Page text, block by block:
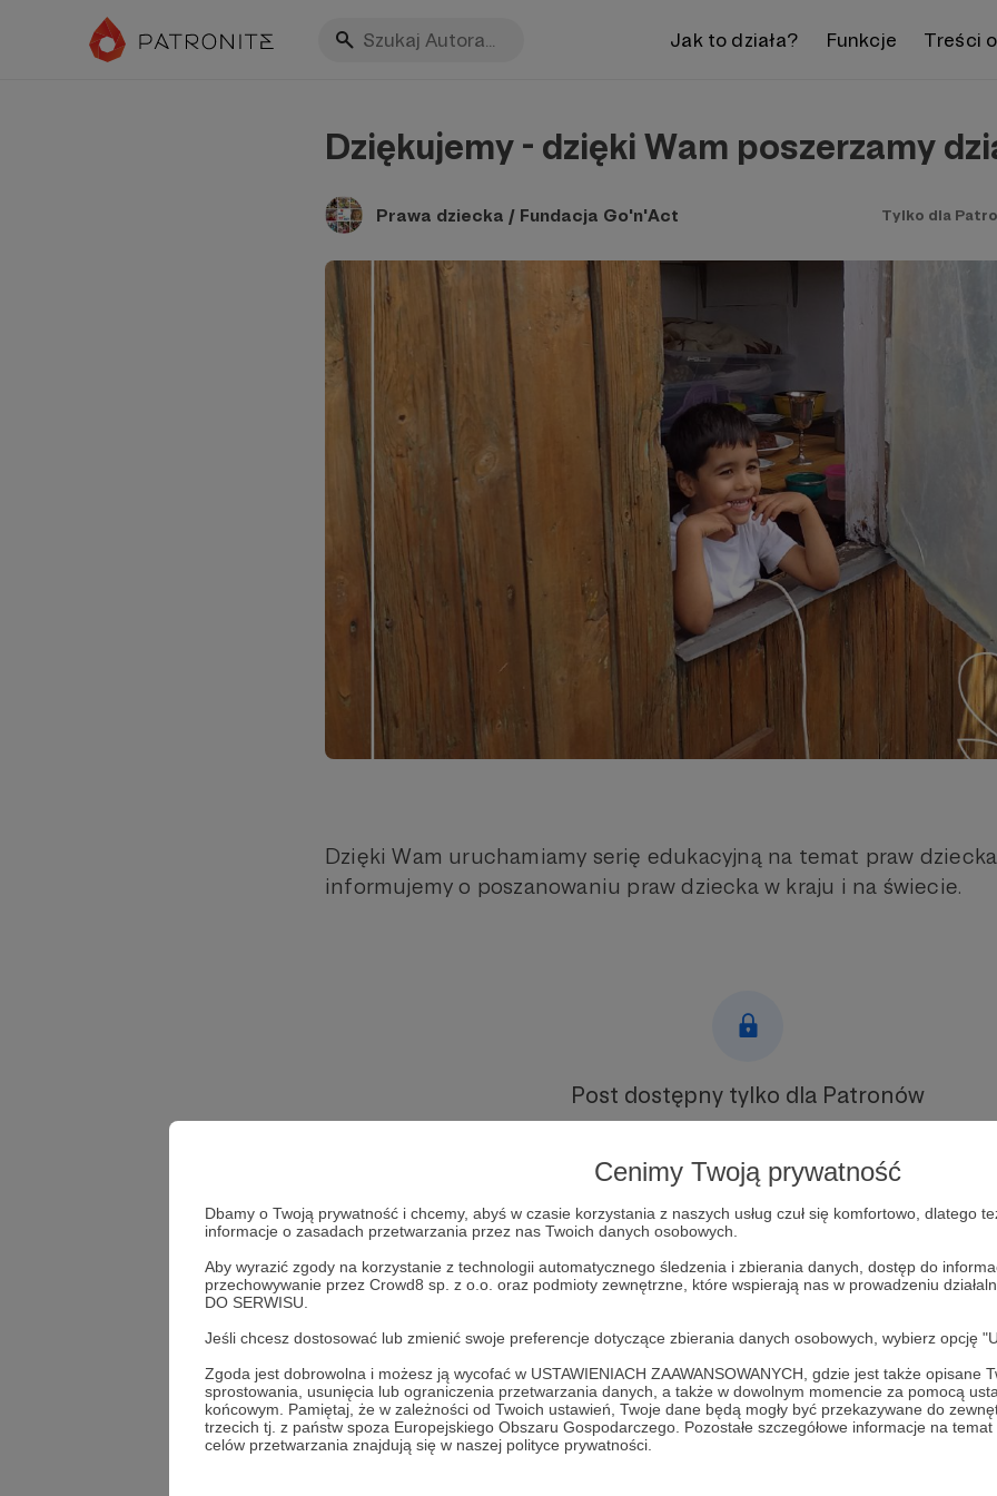
Cenimy Twoją prywatność
Dbamy o Twoją prywatność i chcemy, abyś w czasie korzystania z naszych usług czuł się komfortowo, dlatego
informacje o zasadach przetwarzania przez nas Twoich danych osobowych.
Aby wyrazić zgody na korzystanie z technologii automatycznego śledzenia i zbierania danych, dostęp do
przechowywanie przez Crowd8 sp. z o.o. oraz podmioty zewnętrzne, które wspierają nas w prowadzeniu
DO SERWISU.
Jeśli chcesz dostosować lub zmienić swoje preferencje dotyczące zbierania danych osobowych, wybierz opcję
Zgoda jest dobrowolna i możesz ją wycofać w USTAWIENIACH ZAAWANSOWANYCH, gdzie jest także opisane
sprostowania, usunięcia lub ograniczenia przetwarzania danych, a także w dowolnym momencie za pomocą
końcowym. Pamiętaj, że w zależności od Twoich ustawień, Twoje dane będą mogły być przekazywane do
trzecich tj. z państw spoza Europejskiego Obszaru Gospodarczego. Pozostałe szczegółowe informacje na
celów przetwarzania znajdują się w naszej polityce prywatności.
Jak to działa? Funkcje Treści
Dziękujemy - dzięki Wam poszerzamy
Prawa dziecka / Fundacja Go'n'Act Tylko dla
Dzięki Wam uruchamiamy serię edukacyjną na temat praw
informujemy o poszanowaniu praw dziecka w kraju i na świecie.
Post dostępny tylko dla Patronów
Zostań Patronem
Prawa dziecka / Fundacja Go'n'Act